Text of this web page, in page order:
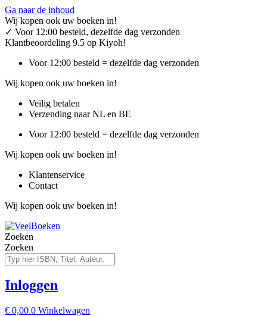
Ga naar de inhoud
Wij kopen ook uw boeken in!
✓ Voor 12:00 besteld, dezelfde dag verzonden
Klantbeoordeling 9.5 op Kiyoh!
Voor 12:00 besteld = dezelfde dag verzonden
Wij kopen ook uw boeken in!
Veilig betalen
Verzending naar NL en BE
Voor 12:00 besteld = dezelfde dag verzonden
Wij kopen ook uw boeken in!
Klantenservice
Contact
Wij kopen ook uw boeken in!
Zoeken
Zoeken
Inloggen
€ 0,00 0 Winkelwagen